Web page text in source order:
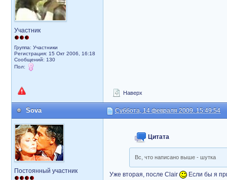
Участник
Группа: Участники
Регистрация: 15 Окт 2006, 16:18
Сообщений: 130
Пол:
Наверх
Sova Суббота, 14 февраля 2009, 15:49:54
Постоянный участник
Цитата
Вс, что написано выше - шутка
Уже вторая, после Clair
Если бы я